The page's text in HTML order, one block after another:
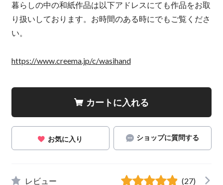
暮らしの中の和紙作品は以下アドレスにても作品をお取
り扱いしております。お時間のある時にでもご覧くださ
い。
https://www.creema.jp/c/wasihand
カートに入れる
お気に入り ショップに質問する
レビュー (27)